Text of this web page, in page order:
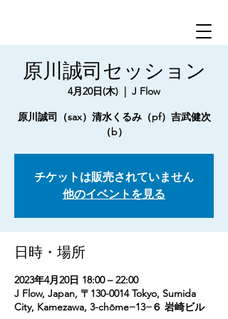
原川誠司セッション
4月20日(木)
  |
J Flow
原川誠司（sax）清水くるみ（pf）吉武健次
（b）
チケットは販売されていません
他のイベントを見る
日時・場所
2023年4月20日 18:00 – 22:00
J Flow, Japan, 〒130-0014 Tokyo, Sumida
City, Kamezawa, 3-chōme−13−６ 岩崎ビル